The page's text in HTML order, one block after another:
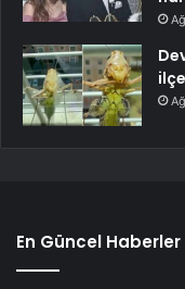
En Güncel Haberler